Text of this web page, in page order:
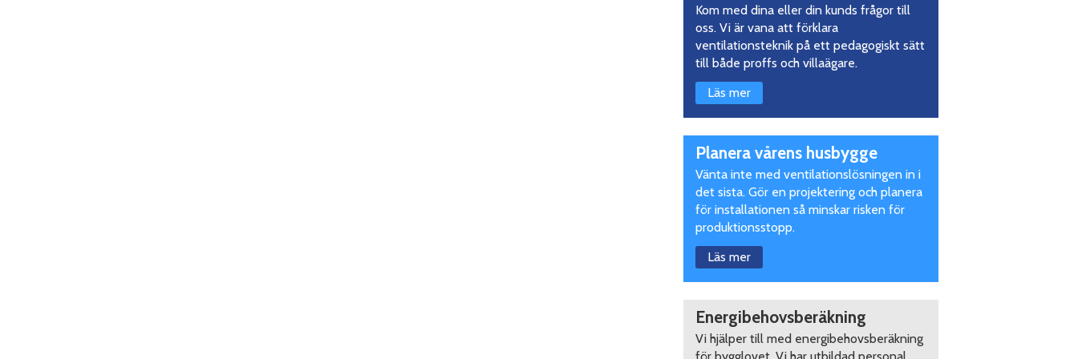
Kom med dina eller din kunds frågor till
oss. Vi är vana att förklara
ventilationsteknik på ett pedagogiskt sätt
till både proffs och villaägare.
Läs mer
Planera vårens husbygge
Vänta inte med ventilationslösningen in i
det sista. Gör en projektering och planera
för installationen så minskar risken för
produktionsstopp.
Läs mer
Energibehovsberäkning
Vi hjälper till med energibehovsberäkning